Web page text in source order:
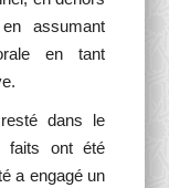
assumant
en tant
resté dans le
faits ont été
a engagé un